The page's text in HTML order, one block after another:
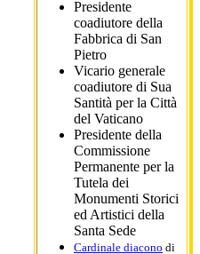
Presidente
coadiutore della
Fabbrica di San
Pietro
Vicario generale
coadiutore di Sua
Santità per la Città
del Vaticano
Presidente della
Commissione
Permanente per la
Tutela dei
Monumenti Storici
ed Artistici della
Santa Sede
Cardinale diacono di